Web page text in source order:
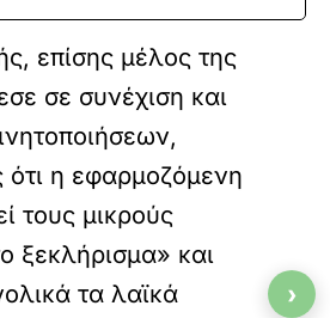
επίσης μέλος της
σε συνέχιση και
ότι η εφαρμοζόμενη
τους μικρούς
ξεκλήρισμα» και
τα λαϊκά
›